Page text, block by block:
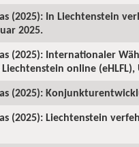
(2025): In Liechtenstein
2025.
(2025): Internationaler
online
(2025):
(2025): Liechtenstein